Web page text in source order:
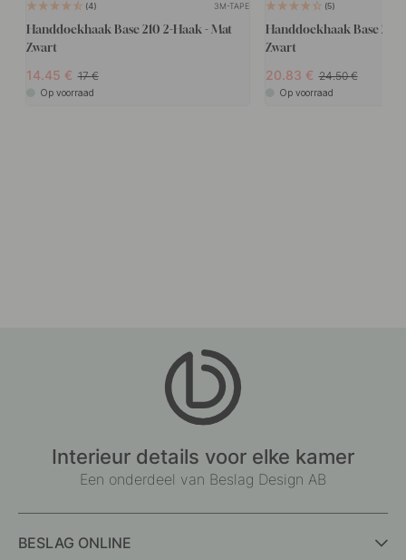
4 3M-TAPE
Handdoekhaak Base 210 2-Haak - Mat
Zwart
14.45 17
Op voorraad
5
Handdoekhaak Base 210
Zwart
20.83 24.50
Op voorraad
Interieur details voor elke kamer
Een onderdeel van Beslag Design AB
BESLAG ONLINE